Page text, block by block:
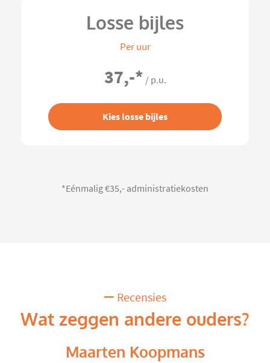
Losse bijles
Per uur
37,-* / p.u.
Kies losse bijles
*Eénmalig €35,- administratiekosten
Recensies
Wat zeggen andere ouders?
Maarten Koopmans